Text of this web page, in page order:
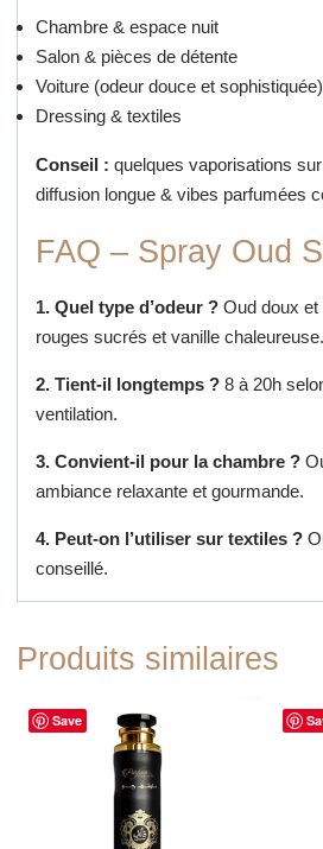
Chambre & espace nuit
Salon & pièces de détente
Voiture (odeur douce et sophistiquée)
Dressing & textiles
Conseil : quelques vaporisations
diffusion longue & vibes parfumées
FAQ – Spray Oud
1. Quel type d’odeur ?Oud doux et
rouges sucrés et vanille chaleureuse.
2. Tient-il longtemps ?8 à 20h
ventilation.
3. Convient-il pour la chambre ?
ambiance relaxante et gourmande.
4. Peut-on l’utiliser sur textiles ?
conseillé.
Produits similaires
Save